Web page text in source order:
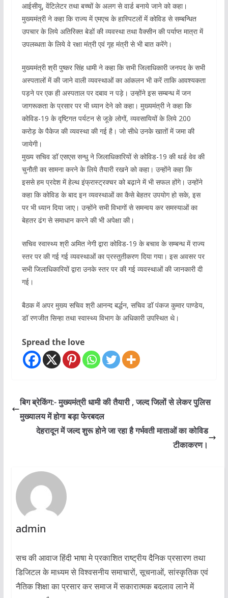
आईसीयू, वेंटिलेटर तथा बच्चों के अलग से वार्ड बनाये जाने को कहा।
मुख्यमंत्री ने कहा कि राज्य में एमएच के हास्पिटलों मेंं कोविड से सम्बन्धित
उपचार के लिये अतिरिक्त बेडों की व्यवस्था तथा वैक्सीन की पर्याप्त मात्रा में
उपलब्धता के लिये वे रक्षा मंत्री एवं गृह मंत्री से भी बात करेंगे।
मुख्यमंत्री श्री पुष्कर सिंह धामी ने कहा कि सभी जिलाधिकारी जनपद के सभी
अस्पतालों में की जाने वाली व्यवस्थाओं का आंकलन भी करें ताकि आवश्यकता
पड़ने पर एक ही अस्पताल पर दबाव न पड़े। उन्होंने इस सम्बन्ध में जन
जागरूकता के प्रसार पर भी ध्यान देने को कहा। मुख्यमंत्री ने कहा कि
कोविड-19 के दृष्टिगत पर्यटन से जूङे लोगों, व्यवसायियों के लिये 200
करोड़ के पैकेज की व्यवस्था की गई है। जो सीधे उनके खातों में जमा की
जायेगी।
मुख्य सचिव डॉ एसएस सन्धु ने जिलाधिकारियों से कोविड-19 की थर्ड वेव की
चुनौती का सामना करने के लिये तैयारी रखने को कहा। उन्होंने कहा कि
इससे हम प्रदेश में हेल्थ इंफ्रास्ट्रक्चर को बढ़ाने में भी सफल होंगे। उन्होंने
कहा कि कोविड के बाद इन व्यवस्थाओं का कैसे बेहतर उपयोग हो सके, इस
पर भी ध्यान दिया जाए। उन्होंने सभी विभागों से समन्वय कर समस्याओं का
बेहतर ढंग से समाधान करने की भी अपेक्षा की।
सचिव स्वास्थ्य श्री अमित नेगी द्वारा कोविड-19 के बचाव के सम्बन्ध में राज्य
स्तर पर की गई गई व्यवस्थाओं का प्रस्तुतीकरण दिया गया। इस अवसर पर
सभी जिलाधिकारियों द्वारा उनके स्तर पर की गई व्यवस्थाओं की जानकारी दी
गई।
बैठक में अपर मुख्य सचिव श्री आनन्द बर्द्धन, सचिव डॉ पंकज कुमार पाण्डेय,
डॉ रणजीत सिन्हा तथा स्वास्थ्य विभाग के अधिकारी उपस्थित थे।
Spread the love
बिग ब्रेकिंग:- मुख्यमंत्री धामी की तैयारी , जल्द जिलों से लेकर पुलिस
मुख्यालय में होगा बड़ा फेरबदल
देहरादून में जल्द शुरू होने जा रहा है गर्भवती माताओं का कोविड
टीकाकरण।
admin
सच की आवाज हिंदी भाषा मे प्रकाशित राष्ट्रीय दैनिक प्रसारण तथा
डिजिटल के माध्यम से विश्वसनीय समाचारों, सूचनाओं, सांस्कृतिक एवं
नैतिक शिक्षा का प्रसार कर समाज में सकारात्मक बदलाव लाने में